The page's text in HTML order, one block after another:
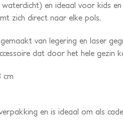
en ideaal voor kids
zich direct naar elke pols.
van legering en laser
dat door het hele gezin
cm
en is ideaal om als